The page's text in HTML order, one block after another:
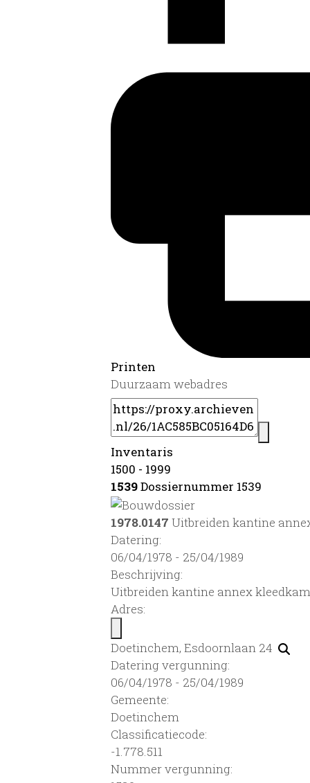
Printen
Duurzaam webadres
Inventaris
1500 - 1999
1539Dossiernummer 1539
1978.0147 Uitbreiden kantine
Datering:
06/04/1978 - 25/04/1989
Beschrijving:
Uitbreiden kantine annex
Adres:
Doetinchem, Esdoornlaan 24
Datering vergunning:
06/04/1978 - 25/04/1989
Gemeente:
Doetinchem
Classificatiecode:
-1.778.511
Nummer vergunning: